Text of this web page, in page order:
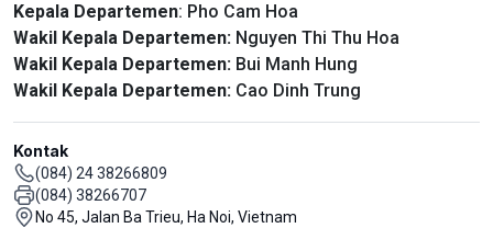
Kepala Departemen: Pho Cam Hoa
Wakil Kepala Departemen: Nguyen Thi Thu Hoa
Wakil Kepala Departemen: Bui Manh Hung
Wakil Kepala Departemen: Cao Dinh Trung
Kontak
(084) 24 38266809
(084) 38266707
No 45, Jalan Ba Trieu, Ha Noi, Vietnam